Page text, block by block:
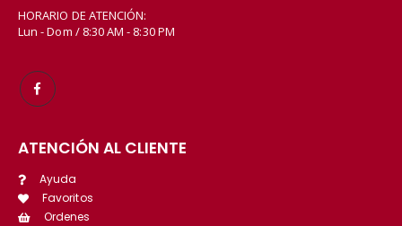
HORARIO DE ATENCIÓN:
Lun - Dom / 8:30 AM - 8:30 PM
ATENCIÓN AL CLIENTE
Ayuda
Favoritos
Ordenes